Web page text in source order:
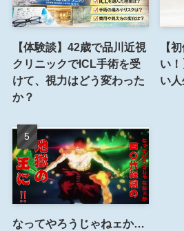
【体験談】42歳で品川近視
クリニックでICL手術を受
けて、視力はどう変わった
か？
【
い
い人
なってやろうじゃねェか…